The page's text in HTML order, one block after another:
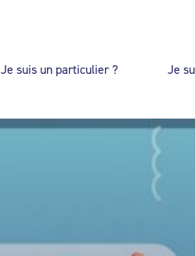
Je suis un particulier ? Je